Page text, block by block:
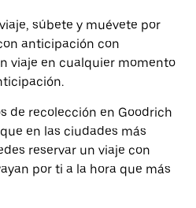
súbete y muévete por
anticipación con
viaje en cualquier momento
de recolección en Goodrich
en las ciudades más
reservar un viaje con
por ti a la hora que más